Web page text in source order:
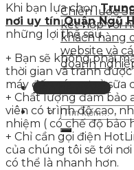
Chiến lược
kết hợp với
khách hàng
website và
doanh
Liên hệ tư vấn
Khi bạn lựa chọn
nơi uy tín Quận Ngũ
những lợi thế sau.
+ Bạn sẽ không phải
thời gian và tránh
máy đến các cơ sở sữa
+ Chất lượng đảm bảo
viên có trình độ cao,
nhiệm ( có chế độ bảo
+ Chỉ cần gọi điện
của chúng tôi sẽ tới
có thể là nhanh hơn.